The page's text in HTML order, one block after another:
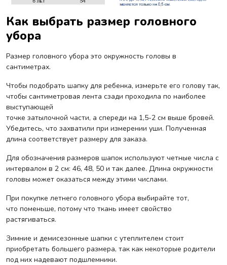
Как выбрать размер головного
убора
Размер головного убора это окружность головы в
сантиметрах.
Чтобы подобрать шапку для ребенка, измерьте его голову так,
чтобы сантиметровая лента сзади проходила по наиболее
выступающей
точке затылочной части, а спереди на 1,5-2 см выше бровей.
Убедитесь, что захватили при измерении уши. Полученная
длина соответствует размеру для заказа.
Для обозначения размеров шапок используют четные числа с
интервалом в 2 см: 46, 48, 50 и так далее. Длина окружности
головы может оказаться между этими числами.
При покупке летнего головного убора выбирайте тот,
что поменьше, потому что ткань имеет свойство
растягиваться.
Зимние и демисезонные шапки с утеплителем стоит
приобретать большего размера, так как некоторые родители
под них надевают подшлемники.